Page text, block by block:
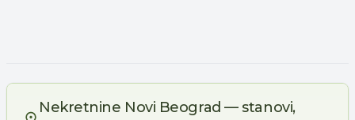
Nekretnine Novi Beograd — stanovi,